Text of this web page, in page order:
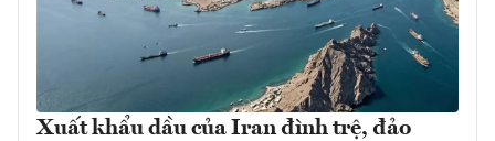
Xuất khẩu dầu của Iran đình trệ, đảo